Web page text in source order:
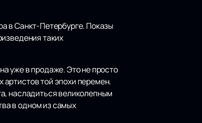
в Санкт-Петербурге. Показы
таких
уже в продаже. Это не просто
той эпохи перемен.
насладиться великолепным
в одном из самых